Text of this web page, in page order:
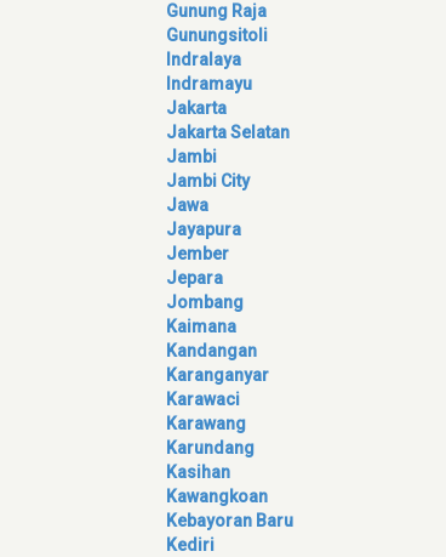
Gunung Raja
Gunungsitoli
Indralaya
Indramayu
Jakarta
Jakarta Selatan
Jambi
Jambi City
Jawa
Jayapura
Jember
Jepara
Jombang
Kaimana
Kandangan
Karanganyar
Karawaci
Karawang
Karundang
Kasihan
Kawangkoan
Kebayoran Baru
Kediri